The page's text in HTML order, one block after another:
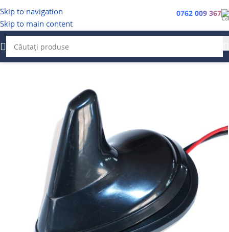
Skip to navigation
Skip to main content
0762 009 367